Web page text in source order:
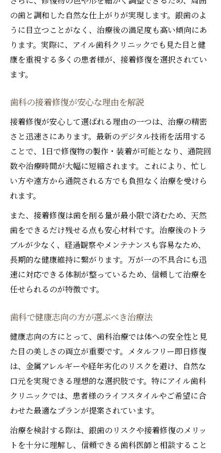
の歯と調和した自然な仕上がりが実現します。銀歯のよ
うに目立つことがなく、治療後の満足度も高い傾向にあ
ります。実際に、アイル歯科クリニックでも見た目と健
康を重視する多くの患者様が、接着修復を選択されてい
ます。
歯科の接着修復が安心な理由を解説
接着修復が安心して選ばれる理由の一つは、治療の精密
さと迅速さにあります。最新のデジタル技術を活用する
ことで、1日で修復物の製作・装着が可能となり、通院回
数や治療時間が大幅に短縮されます。これにより、忙し
い方や遠方から通院される方でも負担なく治療を受けら
れます。
また、接着修復は歯を削る量が最小限で済むため、天然
歯をできるだけ残せる点も安心材料です。治療後のトラ
ブルが少なく、経過観察やメンテナンスも容易なため、
長期的な健康維持に繋がります。万が一の不具合にも迅
速に対応できる体制が整っているため、信頼して治療を
任せられるのが特徴です。
歯科で健康志向の方が選ぶべき治療法
健康志向の方にとって、歯科治療では体への安全性と見
た目の美しさの両立が重要です。メタルフリー即日修復
は、金属アレルギーや経年劣化のリスクを避け、自然な
口元を実現できる理想的な選択肢です。特にアイル歯科
クリニックでは、患者様のライフスタイルやご希望に合
わせた最適なプランが提案されています。
治療を検討する際は、銀歯のリスクや接着修復のメリッ
トを十分に理解し、信頼できる歯科医師と相談すること